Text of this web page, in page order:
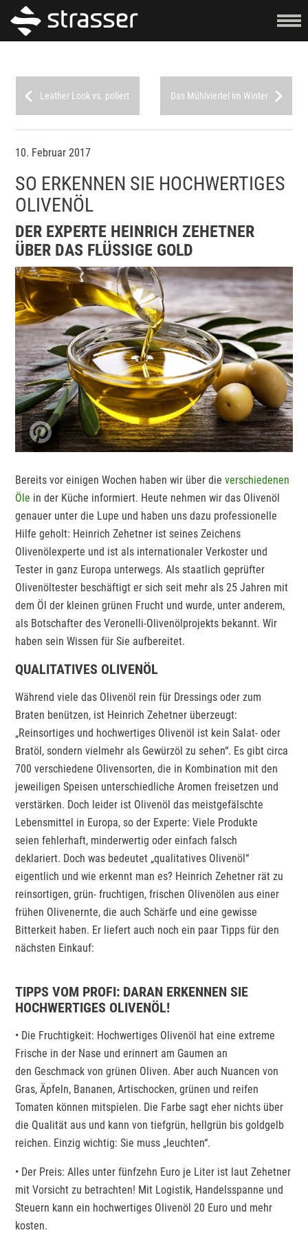
Leather Look vs. poliert Das Mühlviertel im Winter
10. Februar 2017
SO ERKENNEN SIE HOCHWERTIGES
OLIVENÖL
DER EXPERTE HEINRICH ZEHETNER
ÜBER DAS FLÜSSIGE GOLD
Bereits vor einigen Wochen haben wir über dieverschiedenen
Öle in der Küche informiert. Heute nehmen wir das Olivenöl
genauer unter die Lupe und haben uns dazu professionelle
Hilfe geholt: Heinrich Zehetner ist seines Zeichens
Olivenölexperte und ist als internationaler Verkoster und
Tester in ganz Europa unterwegs. Als staatlich geprüfter
Olivenöltester beschäftigt er sich seit mehr als 25 Jahren mit
dem Öl der kleinen grünen Frucht und wurde, unter anderem,
als Botschafter des Veronelli-Olivenölprojekts bekannt. Wir
haben sein Wissen für Sie aufbereitet.
QUALITATIVES OLIVENÖL
Während viele das Olivenöl rein für Dressings oder zum
Braten benützen, ist Heinrich Zehetner überzeugt:
„Reinsortiges und hochwertiges Olivenöl ist kein Salat- oder
Bratöl, sondern vielmehr als Gewürzöl zu sehen“. Es gibt circa
700 verschiedene Olivensorten, die in Kombination mit den
jeweiligen Speisen unterschiedliche Aromen freisetzen und
verstärken. Doch leider ist Olivenöl das meistgefälschte
Lebensmittel in Europa, so der Experte: Viele Produkte
seien fehlerhaft, minderwertig oder einfach falsch
deklariert. Doch was bedeutet „qualitatives Olivenöl“
eigentlich und wie erkennt man es? Heinrich Zehetner rät zu
reinsortigen, grün- fruchtigen, frischen Olivenölen aus einer
frühen Olivenernte, die auch Schärfe und eine gewisse
Bitterkeit haben. Er liefert auch noch ein paar Tipps für den
nächsten Einkauf:
TIPPS VOM PROFI: DARAN ERKENNEN SIE
HOCHWERTIGES OLIVENÖL!
• Die Fruchtigkeit: Hochwertiges Olivenöl hat eine extreme
Frische in der Nase und erinnert am Gaumen an
den Geschmack von grünen Oliven. Aber auch Nuancen von
Gras, Äpfeln, Bananen, Artischocken, grünen und reifen
Tomaten können mitspielen. Die Farbe sagt eher nichts über
die Qualität aus und kann von tiefgrün, hellgrün bis goldgelb
reichen. Einzig wichtig: Sie muss „leuchten“.
• Der Preis: Alles unter fünfzehn Euro je Liter ist laut Zehetner
mit Vorsicht zu betrachten! Mit Logistik, Handelsspanne und
Steuern kann ein hochwertiges Olivenöl 20 Euro und mehr
kosten.